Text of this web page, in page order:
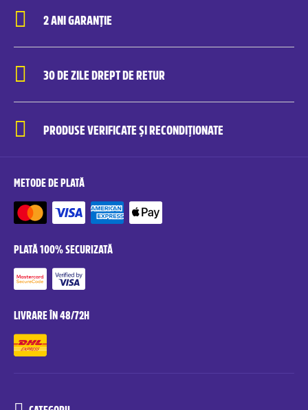
2 ANI GARANȚIE
30 DE ZILE DREPT DE RETUR
PRODUSE VERIFICATE ȘI RECONDIȚIONATE
METODE DE PLATĂ
PLATĂ 100% SECURIZATĂ
LIVRARE ÎN 48/72H